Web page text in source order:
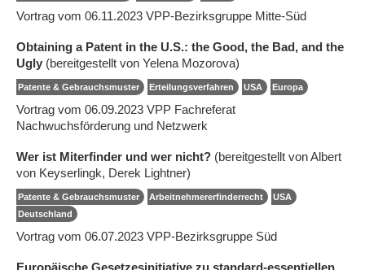
Vortrag vom 06.11.2023 VPP-Bezirksgruppe Mitte-Süd
Obtaining a Patent in the U.S.: the Good, the Bad, and the
Ugly (bereitgestellt von Yelena Mozorova)
Patente & Gebrauchsmuster Erteilungsverfahren USA Europa
Vortrag vom 06.09.2023 VPP Fachreferat
Nachwuchsförderung und Netzwerk
Wer ist Miterfinder und wer nicht? (bereitgestellt von Albert
von Keyserlingk, Derek Lightner)
Patente & Gebrauchsmuster Arbeitnehmererfinderrecht
USA
Deutschland
Vortrag vom 06.07.2023 VPP-Bezirksgruppe Süd
Europäische Gesetzesinitiative zu standard-essentiellen